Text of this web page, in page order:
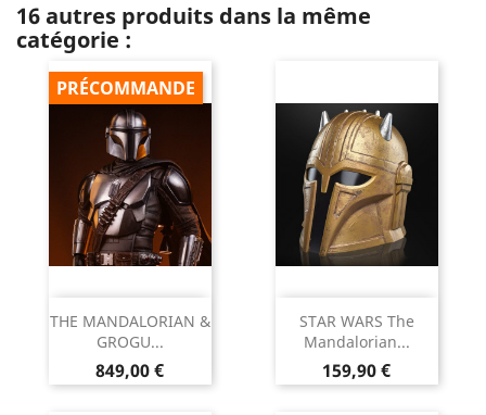
16 autres produits dans la même
catégorie :
THE MANDALORIAN &
GROGU...
Prix
849,00 €
PRÉCOMMANDE
STAR WARS The
Mandalorian...
Prix
159,90 €